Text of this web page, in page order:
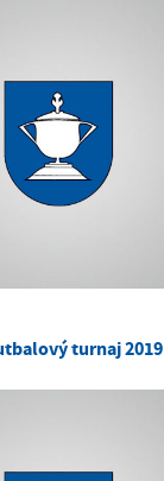
turnaj 2019